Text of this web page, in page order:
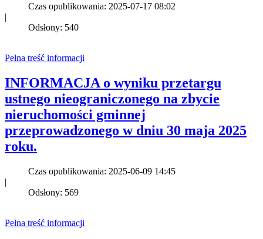
Czas opublikowania: 2025-07-17 08:02
|
Odsłony: 540
Pełna treść informacji
INFORMACJA o wyniku przetargu
ustnego nieograniczonego na zbycie
nieruchomości gminnej
przeprowadzonego w dniu 30 maja 2025
roku.
Czas opublikowania: 2025-06-09 14:45
|
Odsłony: 569
Pełna treść informacji